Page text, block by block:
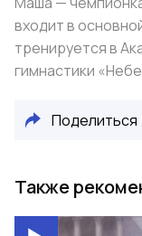
входит в
тренируется в
гимнастики
Поделиться
Также